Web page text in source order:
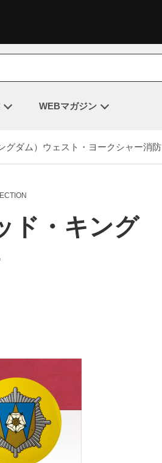
WEBマガジン
ダム）ウェスト・ヨークシャー消防
ド・キング